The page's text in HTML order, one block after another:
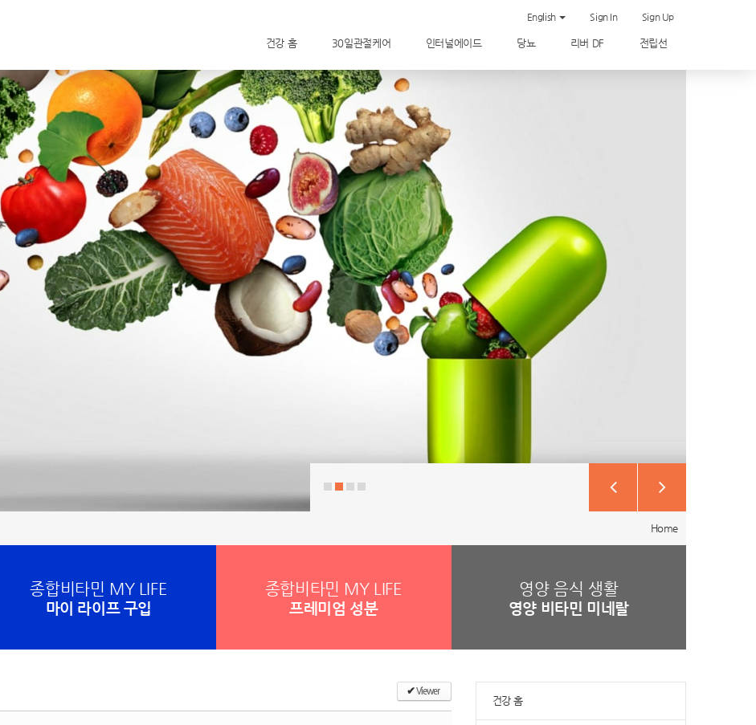
English Sign In Sign Up
건강 홈 30일관절케어 인터널에이드 당뇨 리버 DF 전립선
Home
종합비타민 MY LIFE
마이 라이프 구입
종합비타민 MY LIFE
프레미엄 성분
영양 음식 생활
영양 비타민 미네랄
건강 홈
✔Viewer